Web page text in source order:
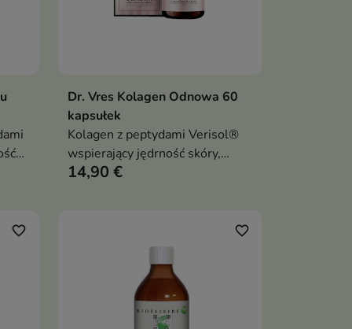
Dodaj do koszyka
Dr. Vres Kolagen Odnowa 60
kapsułek
Kolagen z peptydami Verisol®
wspierający jędrność skóry,
kondycję włosów i paznokci oraz
14,90 €
favorite_border favorite_border